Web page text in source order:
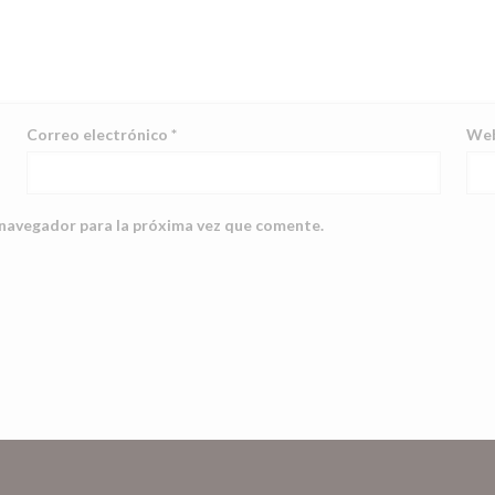
Correo electrónico*
para la próxima vez que comente.